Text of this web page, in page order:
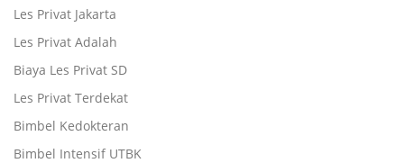
Les Privat Jakarta
Les Privat Adalah
Biaya Les Privat SD
Les Privat Terdekat
Bimbel Kedokteran
Bimbel Intensif UTBK